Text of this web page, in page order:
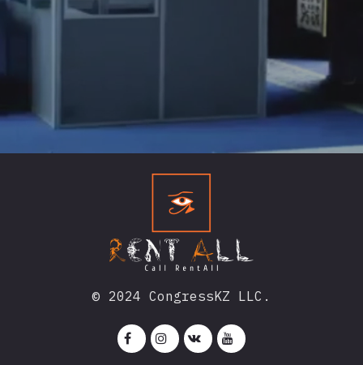
© 2024 CongressKZ LLC.
   